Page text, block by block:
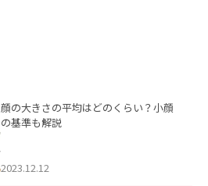
顔の大きさの平均はどのくらい？小顔
の基準も解説
2023.12.12